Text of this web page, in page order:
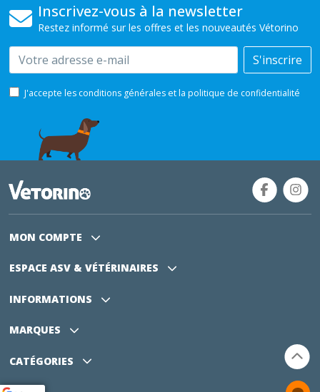
Inscrivez-vous à la newsletter
Restez informé sur les offres et les nouveautés Vétorino
Email S'inscrire
J'accepte les conditions générales et la politique de confidentialité
MON COMPTE
ESPACE ASV & VÉTÉRINAIRES
INFORMATIONS
MARQUES
CATÉGORIES